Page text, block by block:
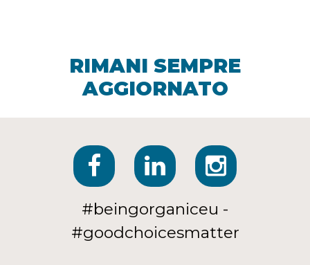
RIMANI SEMPRE
AGGIORNATO
#beingorganiceu -
#goodchoicesmatter